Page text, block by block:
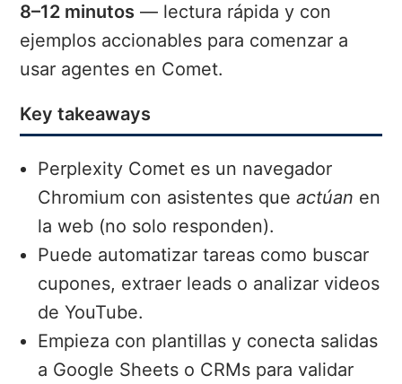
8–12 minutos — lectura rápida y con
ejemplos accionables para comenzar a
usar agentes en Comet.
Key takeaways
Perplexity Comet es un navegador
Chromium con asistentes queactúan en
la web (no solo responden).
Puede automatizar tareas como buscar
cupones, extraer leads o analizar videos
de YouTube.
Empieza con plantillas y conecta salidas
a Google Sheets o CRMs para validar